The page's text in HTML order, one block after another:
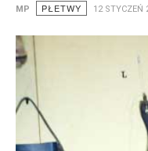
MP PŁETWY 12 STYCZEŃ